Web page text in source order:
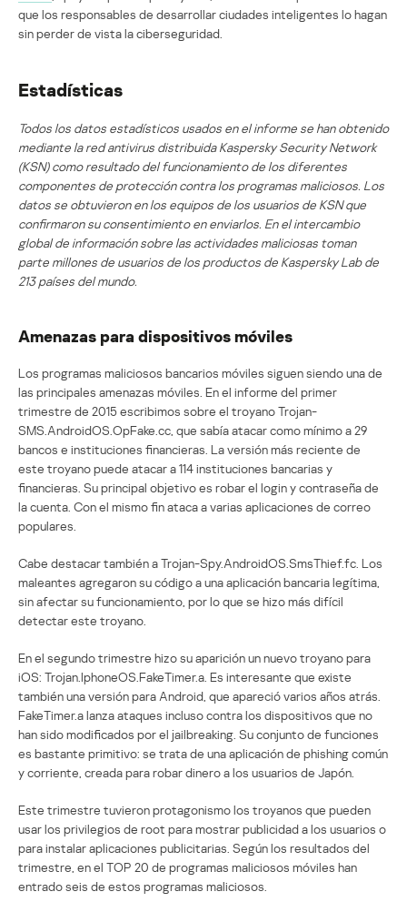
que los responsables de desarrollar ciudades inteligentes lo hagan
sin perder de vista la ciberseguridad.
Estadísticas
Todos los datos estadísticos usados en el informe se han obtenido
mediante la red antivirus distribuida Kaspersky Security Network
(KSN) como resultado del funcionamiento de los diferentes
componentes de protección contra los programas maliciosos. Los
datos se obtuvieron en los equipos de los usuarios de KSN que
confirmaron su consentimiento en enviarlos. En el intercambio
global de información sobre las actividades maliciosas toman
parte millones de usuarios de los productos de Kaspersky Lab de
213 países del mundo.
Amenazas para dispositivos móviles
Los programas maliciosos bancarios móviles siguen siendo una de
las principales amenazas móviles. En el informe del primer
trimestre de 2015 escribimos sobre el troyano Trojan-
SMS.AndroidOS.OpFake.cc, que sabía atacar como mínimo a 29
bancos e instituciones financieras. La versión más reciente de
este troyano puede atacar a 114 instituciones bancarias y
financieras. Su principal objetivo es robar el login y contraseña de
la cuenta. Con el mismo fin ataca a varias aplicaciones de correo
populares.
Cabe destacar también a Trojan-Spy.AndroidOS.SmsThief.fc. Los
maleantes agregaron su código a una aplicación bancaria legítima,
sin afectar su funcionamiento, por lo que se hizo más difícil
detectar este troyano.
En el segundo trimestre hizo su aparición un nuevo troyano para
iOS: Trojan.IphoneOS.FakeTimer.a. Es interesante que existe
también una versión para Android, que apareció varios años atrás.
FakeTimer.a lanza ataques incluso contra los dispositivos que no
han sido modificados por el jailbreaking. Su conjunto de funciones
es bastante primitivo: se trata de una aplicación de phishing común
y corriente, creada para robar dinero a los usuarios de Japón.
Este trimestre tuvieron protagonismo los troyanos que pueden
usar los privilegios de root para mostrar publicidad a los usuarios o
para instalar aplicaciones publicitarias. Según los resultados del
trimestre, en el TOP 20 de programas maliciosos móviles han
entrado seis de estos programas maliciosos.